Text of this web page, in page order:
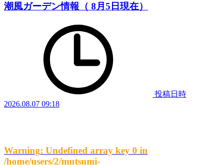
潮風ガーデン情報（ 8月5日現在）
投稿日時
2026.08.07 09:18
Warning: Undefined array key 0 in
/home/users/2/mutsumi-